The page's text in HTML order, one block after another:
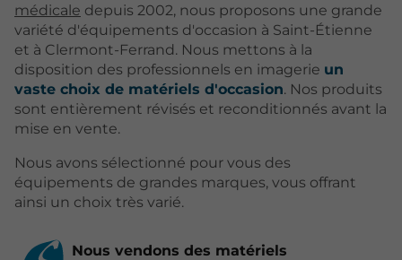
médicale depuis 2002, nous proposons une grande
variété d'équipements d'occasion à Saint-Étienne
et à Clermont-Ferrand. Nous mettons à la
disposition des professionnels en imagerie un
vaste choix de matériels d'occasion. Nos produits
sont entièrement révisés et reconditionnés avant la
mise en vente.
Nous avons sélectionné pour vous des
équipements de grandes marques, vous offrant
ainsi un choix très varié.
Nous vendons des matériels